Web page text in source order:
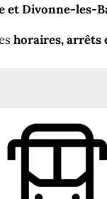
et Divonne-les-
horaires, arrêts